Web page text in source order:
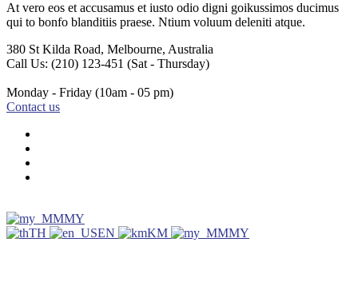
At vero eos et accusamus et iusto odio digni goikussimos ducimus
qui to bonfo blanditiis praese. Ntium voluum deleniti atque.
380 St Kilda Road, Melbourne, Australia
Call Us: (210) 123-451 (Sat - Thursday)
Monday - Friday (10am - 05 pm)
Contact us
MY
TH
EN KM MY